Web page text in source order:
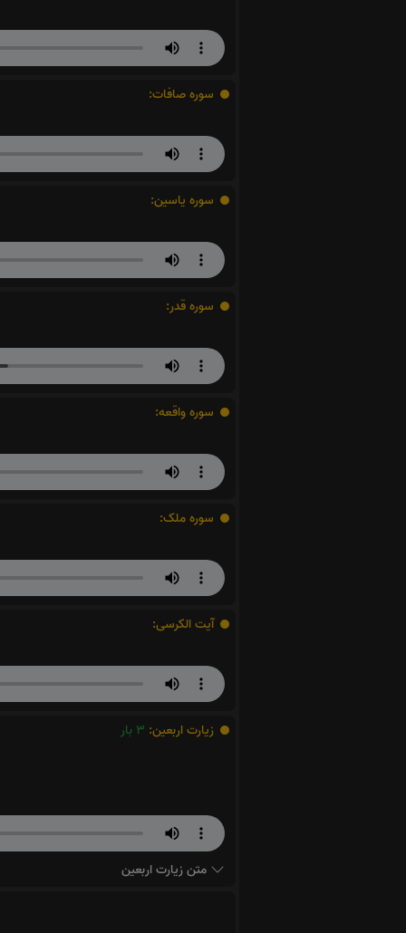
سوره صافات:
سوره یاسین:
سوره قدر:
سوره واقعه:
سوره ملک:
آیت الکرسی:
زیارت اربعین: 3 بار
متن زیارت اربعین